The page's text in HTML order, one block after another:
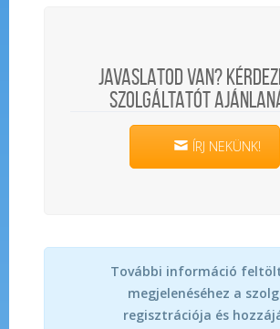
JAVASLATOD VAN?
SZOLGÁLTATÓT
ÍRJ NEKÜNK!
További információ
megjelenéséhez a
regisztrációja és